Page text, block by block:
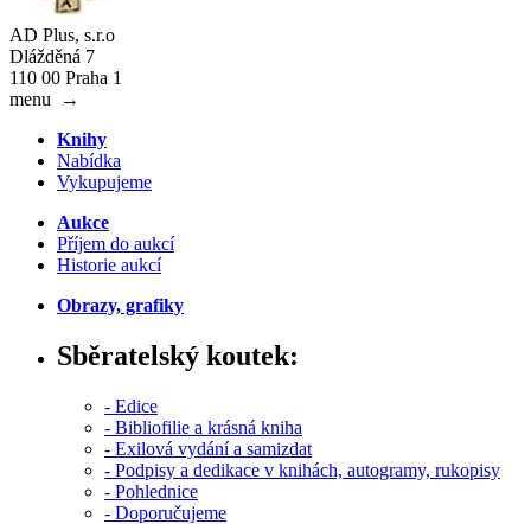
AD Plus, s.r.o
Dlážděná 7
110 00 Praha 1
menu
→
Knihy
Nabídka
Vykupujeme
Aukce
Příjem do aukcí
Historie aukcí
Obrazy, grafiky
Sběratelský koutek:
- Edice
- Bibliofilie a krásná kniha
- Exilová vydání a samizdat
- Podpisy a dedikace v knihách, autogramy, rukopisy
- Pohlednice
- Doporučujeme